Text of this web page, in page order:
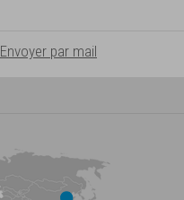
Envoyer par mail